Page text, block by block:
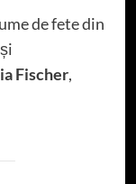
de fete din
Fischer,